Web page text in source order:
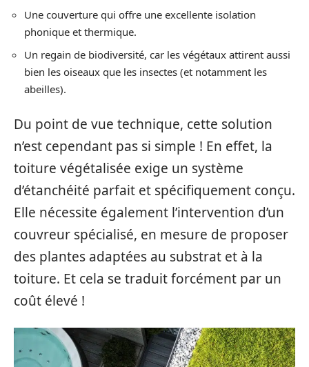
Une couverture qui offre une excellente isolation
phonique et thermique.
Un regain de biodiversité, car les végétaux attirent aussi
bien les oiseaux que les insectes (et notamment les
abeilles).
Du point de vue technique, cette solution
n’est cependant pas si simple ! En effet, la
toiture végétalisée exige un système
d’étanchéité parfait et spécifiquement conçu.
Elle nécessite également l’intervention d’un
couvreur spécialisé, en mesure de proposer
des plantes adaptées au substrat et à la
toiture. Et cela se traduit forcément par un
coût élevé !